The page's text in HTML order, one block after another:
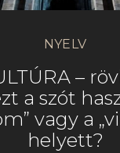
NYELV
–
a szót
vagy a
helyett?